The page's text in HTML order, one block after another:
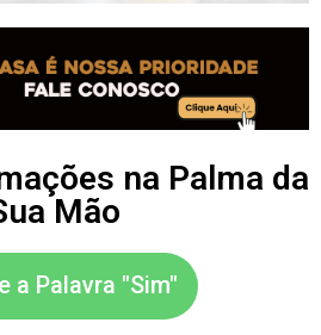
na Palma da
Mão
a Palavra "Sim"